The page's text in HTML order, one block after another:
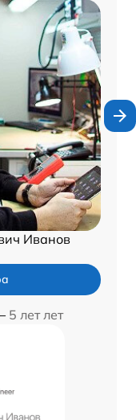
Иванов
5 лет лет